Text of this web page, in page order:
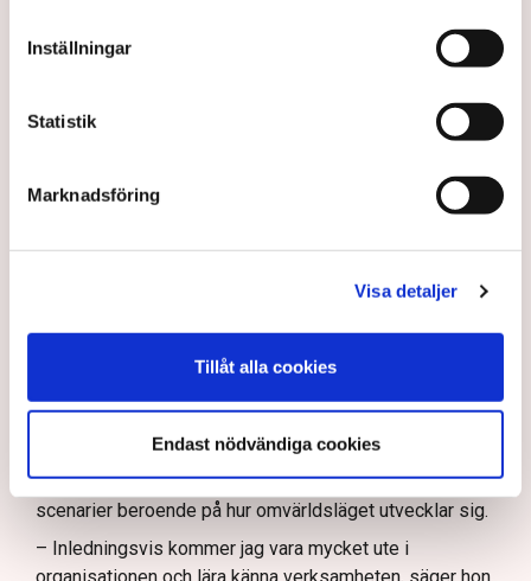
Inställningar
Statistik
Marknadsföring
Visa detaljer
Tillåt alla cookies
Endast nödvändiga cookies
det fungerar dygnet runt, årets alla timmar. I elsystemet
behöver nämligen exakt balans mellan produktion och
”Att förbereda sig för vintern är
ju förstås alltid en prioriterad
Svenska kraftnät är också beredskapsmyndighet för
det finns mycket att göra, menar Maja Lundbäck.
– Driften och att förbereda sig för vintern är ju förstås
alltid en prioriterad fråga. Det kan ju komma att bli olika
scenarier beroende på hur omvärldsläget utvecklar sig.
– Inledningsvis kommer jag vara mycket ute i